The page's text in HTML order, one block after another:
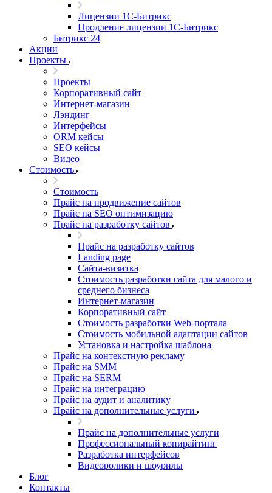
Лицензии 1С-Битрикс
Продление лицензии 1С-Битрикс
Битрикс 24
Акции
Проекты
Проекты
Корпоративный сайт
Интернет-магазин
Лэндинг
Интерфейсы
ORM кейсы
SEO кейсы
Видео
Стоимость
Стоимость
Прайс на продвижение сайтов
Прайс на SEO оптимизацию
Прайс на разработку сайтов
Прайс на разработку сайтов
Landing page
Cайта-визитка
Стоимость разработки сайта для малого и
среднего бизнеса
Интернет-магазин
Корпоративный сайт
Стоимость разработки Web-портала
Стоимость мобильной адаптации сайтов
Установка и настройка шаблона
Прайс на контекстную рекламу
Прайс на SMM
Прайс на SERM
Прайс на интеграцию
Прайс на аудит и аналитику
Прайс на дополнительные услуги
Прайс на дополнительные услуги
Профессиональный копирайтинг
Разработка интерфейсов
Видеоролики и шоурилы
Блог
Контакты